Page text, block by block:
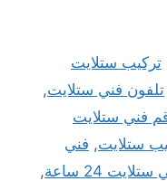
تركيب ستلايت
تلفون فني ستلايت,
فني ستلايت
ستلايت, فني
24 ساعة
,